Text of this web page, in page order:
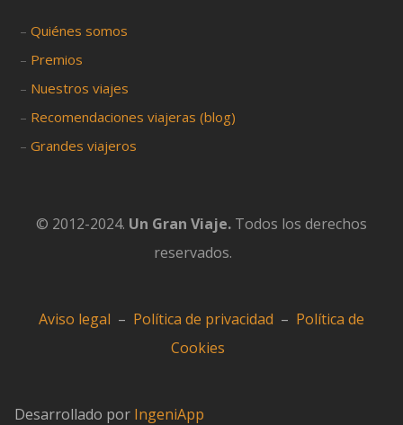
–Quiénes somos
– Premios
– Nuestros viajes
– Recomendaciones viajeras (blog)
–Grandes viajeros
© 2012-2024. Un Gran Viaje. Todos los derechos
reservados.
Aviso legal – Política de privacidad – Política de
Cookies
Desarrollado por IngeniApp